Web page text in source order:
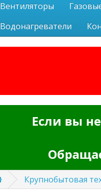
Вентиляторы
Водонагреватели
Если вы
Крупнобытовая